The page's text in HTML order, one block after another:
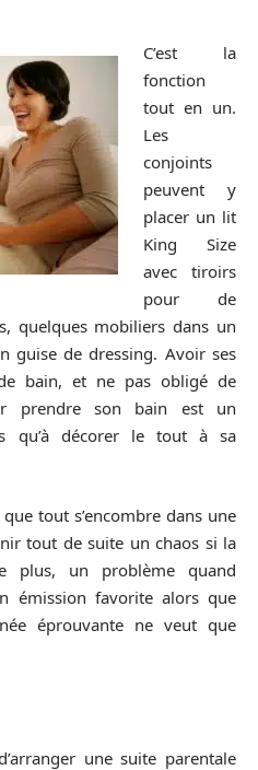
C’est la
fonction
tout en un.
Les
conjoints
peuvent y
placer un lit
King Size
avec tiroirs
pour de
quelques mobiliers dans un
guise de dressing. Avoir ses
bain, et ne pas obligé de
prendre son bain est un
qu’à décorer le tout à sa
tout s’encombre dans une
tout de suite un chaos si la
plus, un problème quand
émission favorite alors que
éprouvante ne veut que
une suite parentale